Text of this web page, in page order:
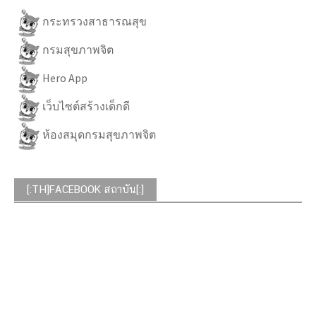
กระทรวงสาธารณสุข
กรมสุขภาพจิต
Hero App
เว็บไซต์สร้างเด็กดี
ห้องสมุดกรมสุขภาพจิต
[:TH]FACEBOOK สถาบัน[:]